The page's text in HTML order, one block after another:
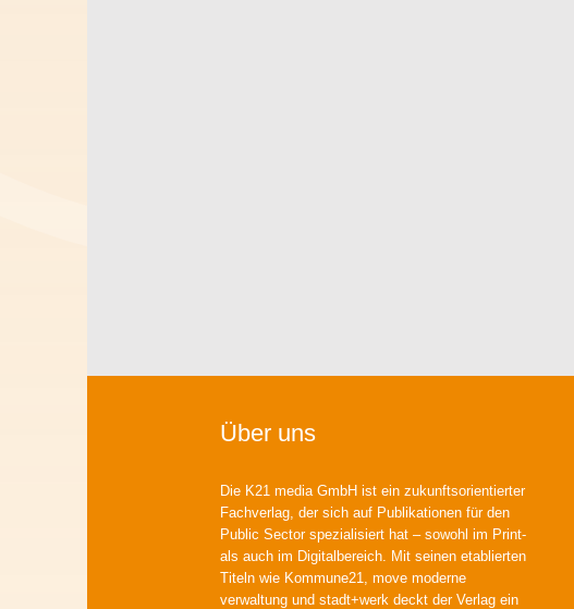
Über uns
Die K21 media GmbH ist ein zukunftsorientierter
Fachverlag, der sich auf Publikationen für den
Public Sector spezialisiert hat – sowohl im Print-
als auch im Digitalbereich. Mit seinen etablierten
Titeln wie Kommune21, move moderne
verwaltung und stadt+werk deckt der Verlag ein